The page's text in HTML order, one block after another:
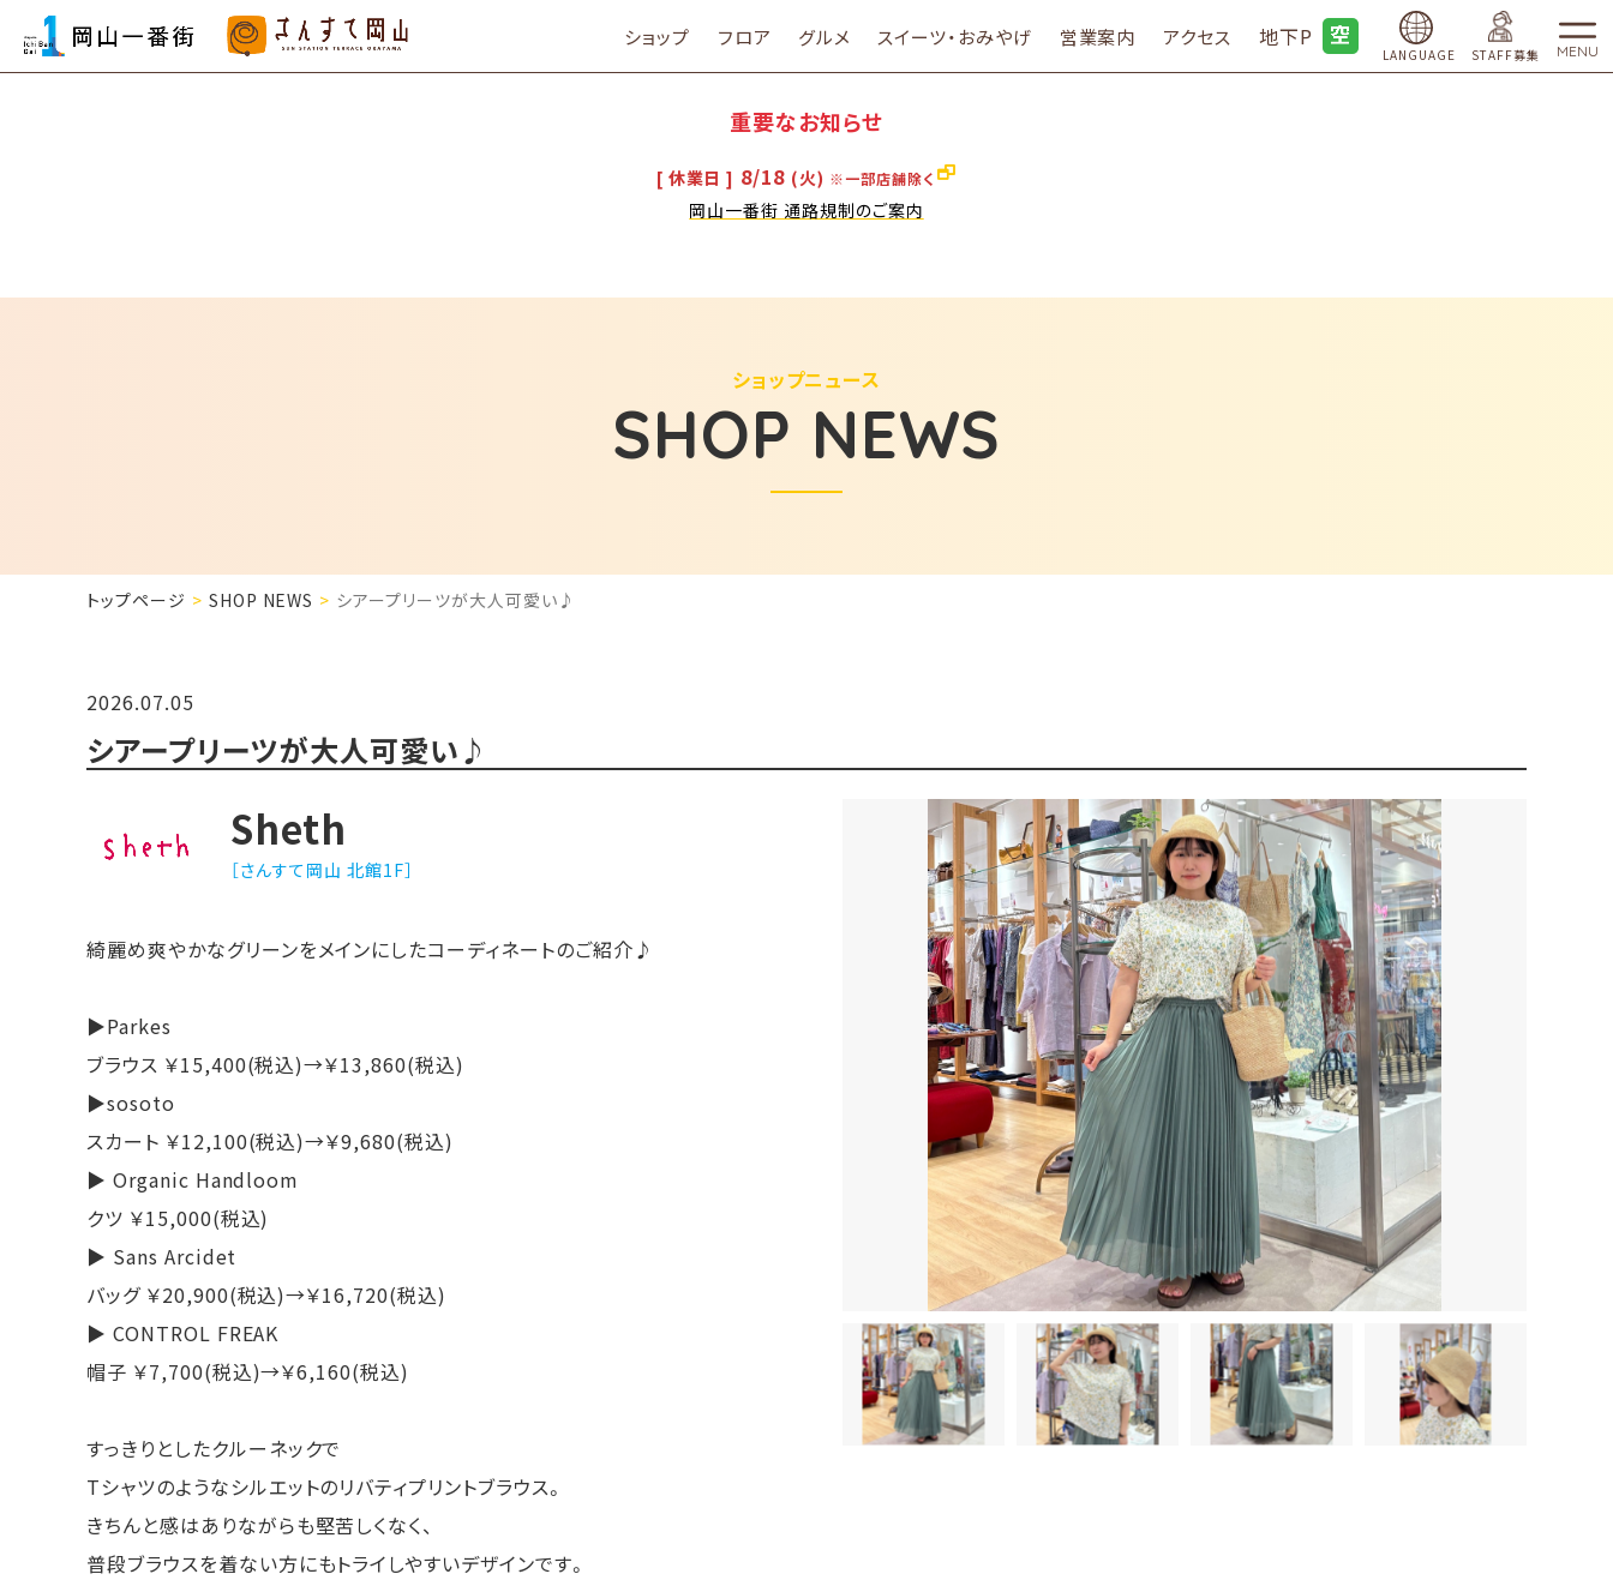
ショップ フロア グルメ スイーツ・おみやげ 営業案内 アクセス 地下P
LANGUAGE STAFF募集 MENU
重要なお知らせ
[ 休業日 ] 8/18 (火) ※一部店舗除く
岡山一番街 通路規制のご案内
SHOP NEWS
ショップニュース
トップページ SHOP NEWS シアープリーツが大人可愛い♪
2026.07.05
シアープリーツが大人可愛い♪
Sheth
［さんすて岡山 北館1F］
綺麗め爽やかなグリーンをメインにしたコーディネートのご紹介♪
▶︎Parkes
ブラウス ￥15,400(税込)→￥13,860(税込)
▶︎sosoto
スカート ￥12,100(税込)→￥9,680(税込)
▶︎ Organic Handloom
クツ ￥15,000(税込)
▶︎ Sans Arcidet
バッグ ￥20,900(税込)→￥16,720(税込)
▶︎ CONTROL FREAK
帽子 ￥7,700(税込)→￥6,160(税込)
すっきりとしたクルーネックで
Tシャツのようなシルエットのリバティプリントブラウス。
きちんと感はありながらも堅苦しくなく、
普段ブラウスを着ない方にもトライしやすいデザインです。